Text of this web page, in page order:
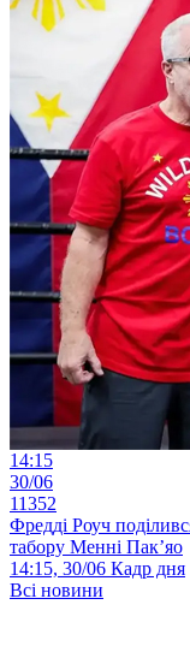
14:15
30/06
11352
Фредді Роуч
табору Менні Пак’яо
14:15, 30/06 Кадр дня
Всі новини